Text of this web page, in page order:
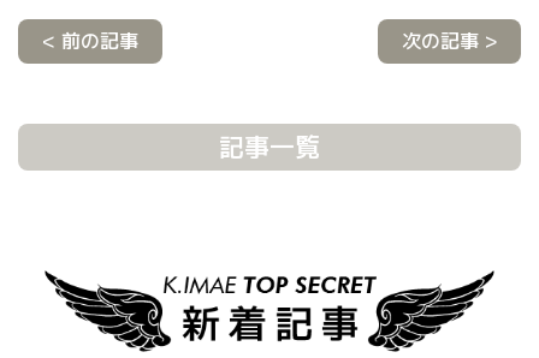
< 前の記事 次の記事 >
記事一覧